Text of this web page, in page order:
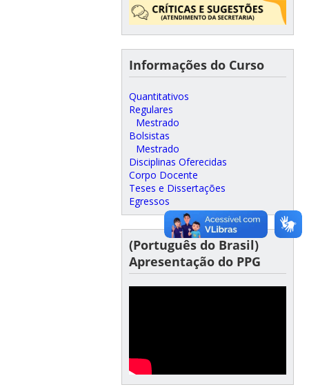
Informações do Curso
Quantitativos
Regulares
Mestrado
Bolsistas
Mestrado
Disciplinas Oferecidas
Corpo Docente
Teses e Dissertações
Egressos
(Português do Brasil)
Apresentação do PPG